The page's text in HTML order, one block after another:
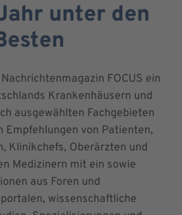
unter den
FOCUS ein
Krankenhäusern und
ausgewählten Fachgebieten
Empfehlungen von Patienten,
Klinikchefs, Oberärzten und
Medizinern mit ein sowie
aus Foren und
wissenschaftliche